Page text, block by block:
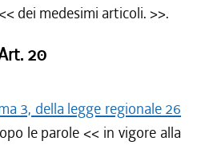
dei medesimi articoli. >>.
20
3, della legge regionale 26
le parole << in vigore alla